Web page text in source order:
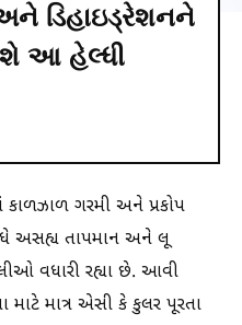
ડિહાઇડ્રેશનને
આ હેલ્ધી
ગરમી અને પ્રકોપ
અસહ્ય તાપમાન અને લૂ
વધારી રહ્યા છે. આવી
માટે માત્ર એસી કે કુલર પૂરતા